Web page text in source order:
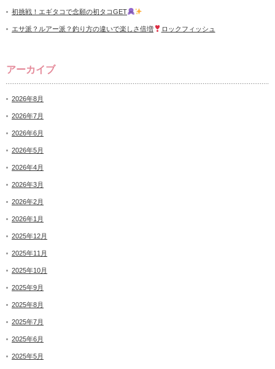
初挑戦！エギタコで念願の初タコGET
エサ派？ルアー派？釣り方の違いで楽しさ倍増 ロックフィッシュ
アーカイブ
2026年8月
2026年7月
2026年6月
2026年5月
2026年4月
2026年3月
2026年2月
2026年1月
2025年12月
2025年11月
2025年10月
2025年9月
2025年8月
2025年7月
2025年6月
2025年5月